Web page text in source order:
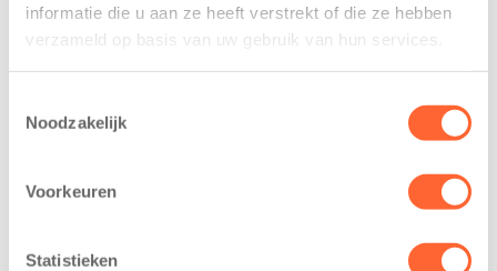
informatie die u aan ze heeft verstrekt of die ze hebben
verzameld op basis van uw gebruik van hun services.
Noodzakelijk
Voorkeuren
Statistieken
11 juni 2026
Kinderopvang
gezet voor de
nieuw
13 mei 2026
Noord-Nederland